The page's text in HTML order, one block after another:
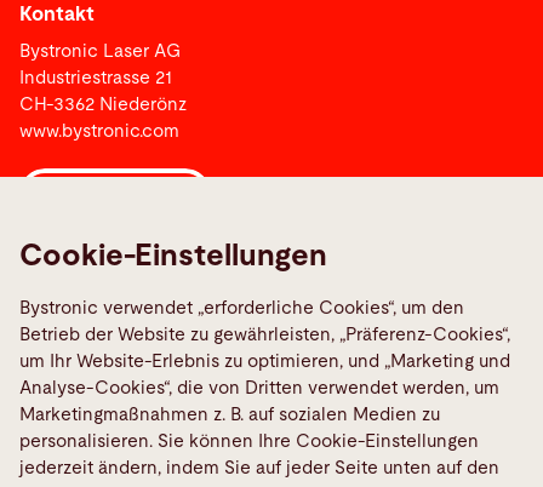
Kontakt
Bystronic Laser AG
Industriestrasse 21
CH-3362 Niederönz
www.bystronic.com
Bystronic Berufsbildung Schweiz
Social Media
Cookie-Einstellungen
Bystronic verwendet „erforderliche Cookies“, um den
Betrieb der Website zu gewährleisten, „Präferenz-Cookies“,
um Ihr Website-Erlebnis zu optimieren, und „Marketing und
Analyse-Cookies“, die von Dritten verwendet werden, um
Marketingmaßnahmen z. B. auf sozialen Medien zu
personalisieren. Sie können Ihre Cookie-Einstellungen
jederzeit ändern, indem Sie auf jeder Seite unten auf den